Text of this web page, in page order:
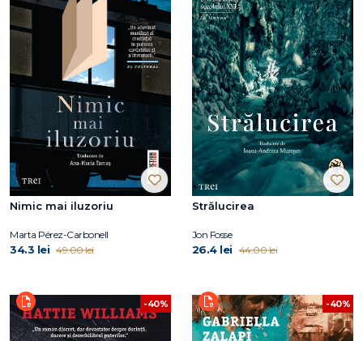
Nimic mai iluzoriu
Marta Pérez-Carbonell
34.3 lei 49.00 lei
Strălucirea
Jon Fosse
26.4 lei 44.00 lei
-40% -40%